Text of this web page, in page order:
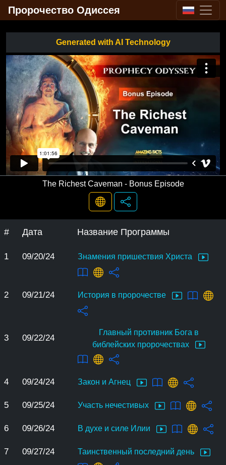
Пророчество Одиссея
Generated with AI Technology
The Richest Caveman - Bonus Episode
# Дата Название Программы
1 09/20/24 Знамения пришествия Христа
2 09/21/24 История в пророчестве
3 09/22/24
Главный противник Бога в
библейских пророчествах
4 09/24/24 Закон и Агнец
5 09/25/24 Участь нечестивых
6 09/26/24 В духе и силе Илии
7 09/27/24 Таинственный последний день